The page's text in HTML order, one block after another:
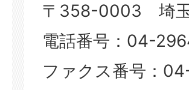
〒358-0003 埼
電話番号：04-
ファクス番号：